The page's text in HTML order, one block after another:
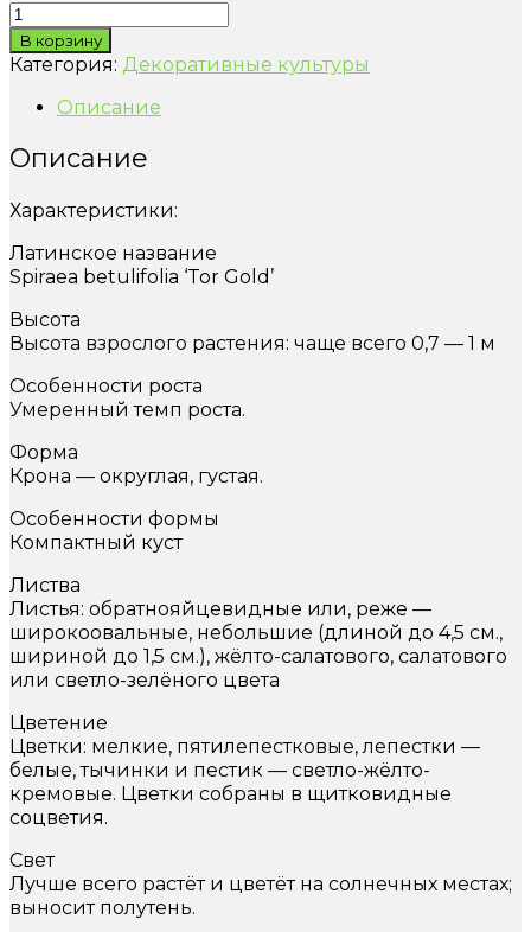
Количество
товара
Спирея
"Tor
В корзину
Категория: Декоративные культуры
Описание
Описание
Характеристики:
Латинское название
Spiraea betulifolia ‘Tor Gold’
Высота
Высота взрослого растения: чаще всего 0,7 — 1 м
Особенности роста
Умеренный темп роста.
Форма
Крона — округлая, густая.
Особенности формы
Компактный куст
Листва
Листья: обратнояйцевидные или, реже —
широкоовальные, небольшие (длиной до 4,5 см.,
шириной до 1,5 см.), жёлто-салатового, салатового
или светло-зелёного цвета
Цветение
Цветки: мелкие, пятилепестковые, лепестки —
белые, тычинки и пестик — светло-жёлто-
кремовые. Цветки собраны в щитковидные
соцветия.
Свет
Лучше всего растёт и цветёт на солнечных местах;
выносит полутень.